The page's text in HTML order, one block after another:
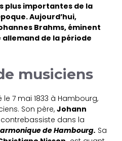
plus importantes de la
Aujourd’hui,
Brahms, éminent
de la période
musiciens
le 7 mai 1833 à Hambourg,
Son père,Johann
dans la
de Hambourg. Sa